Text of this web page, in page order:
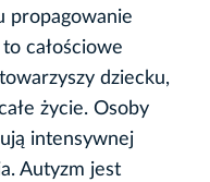
propagowanie
całościowe
dziecku,
życie. Osoby
intensywnej
Autyzm jest